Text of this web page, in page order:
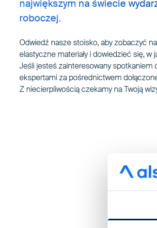
największym na świecie
roboczej.
Odwiedź nasze stoisko, aby zobaczyć
elastyczne materiały i dowiedzieć się,
Jeśli jesteś zainteresowany spotkaniem
ekspertami za pośrednictwem
Z niecierpliwością czekamy na Twoją